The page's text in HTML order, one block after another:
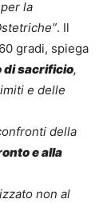
la
. Il
gradi, spiega
di sacrificio,
e delle
della
e alla
non al